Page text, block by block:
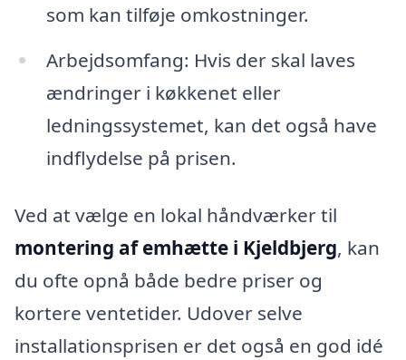
som kan tilføje omkostninger.
Arbejdsomfang: Hvis der skal laves
ændringer i køkkenet eller
ledningssystemet, kan det også have
indflydelse på prisen.
Ved at vælge en lokal håndværker til
montering af emhætte i Kjeldbjerg, kan
du ofte opnå både bedre priser og
kortere ventetider. Udover selve
installationsprisen er det også en god idé